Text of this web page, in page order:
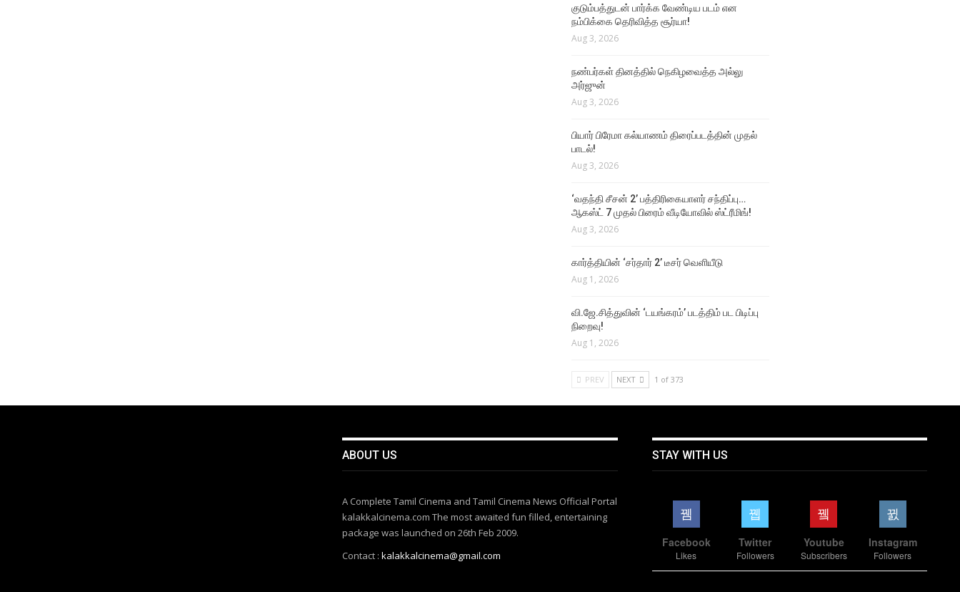
குடும்பத்துடன் பார்க்க வேண்டிய படம் என
நம்பிக்கை தெரிவித்த சூர்யா!
Aug 3, 2026
நண்பர்கள் தினத்தில் நெகிழவைத்த அல்லு
அர்ஜுன்
Aug 3, 2026
பியார் பிரேமா கல்யாணம் திரைப்படத்தின் முதல்
பாடல்!
Aug 3, 2026
‘வதந்தி சீசன் 2’ பத்திரிகையாளர் சந்திப்பு…
ஆகஸ்ட் 7 முதல் பிரைம் வீடியோவில் ஸ்ட்ரீமிங்!
Aug 3, 2026
கார்த்தியின் ‘சர்தார் 2’ டீசர் வெளியீடு
Aug 1, 2026
வி.ஜே.சித்துவின் ‘டயங்கரம்’ படத்திம் பட பிடிப்பு
நிறைவு!
Aug 1, 2026
PREV NEXT 1 of 373
ABOUT US
A Complete Tamil Cinema and Tamil Cinema News Official Portal
kalakkalcinema.com The most awaited fun filled, entertaining
package was launched on 26th Feb 2009.
Contact :kalakkalcinema@gmail.com
STAY WITH US
Facebook
Likes
Twitter
Followers
Youtube
Subscribers
Instagram
Followers